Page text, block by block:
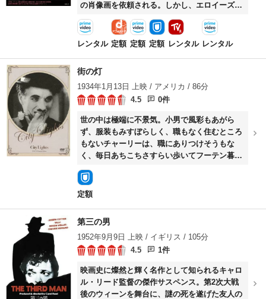
の肖像画を依頼される。しかし、エロイーズは
結婚することを頑なに拒んでいた。マリアンヌ
は身分を伏せて孤島でエロイーズと過ごし、ひ
そかに彼女の肖像画にとりかかるが、マリアン
レンタル 定額 定額 定額 レンタル レンタル
街の灯
1934年1月13日 上映 / アメリカ / 86分
4.5
0件
世の中は極端に不景気。小男で風彩もあがら
ず、服装もみすぼらしく、職もなく住むところ
もないチャーリーは、職にありつけそうもな
く、毎日あちこちさすらい歩いてフーテン暮ら
しをしていた。そんな彼が一人の娘に恋をし
た。街角で花を売っている、盲目の貧しい娘
だ。彼は彼女の目を治す為に、金を稼ごうと一
定額
第三の男
1952年9月9日 上映 / イギリス / 105分
4.5
1件
映画史に燦然と輝く名作として知られるキャロ
ル・リード監督の傑作サスペンス。第2次大戦
後のウィーンを舞台に、謎の死を遂げた友人の